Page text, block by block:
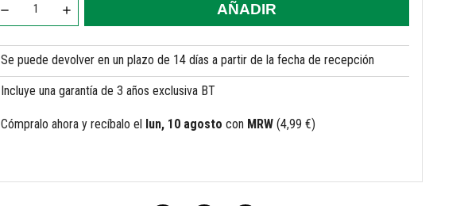
AÑADIR
Se puede devolver en un plazo de 14 días a partir de la fecha de recepción
Incluye una garantía de 3 años exclusiva BT
Cómpralo ahora y recíbalo el lun, 10 agosto con MRW (4,99 €)